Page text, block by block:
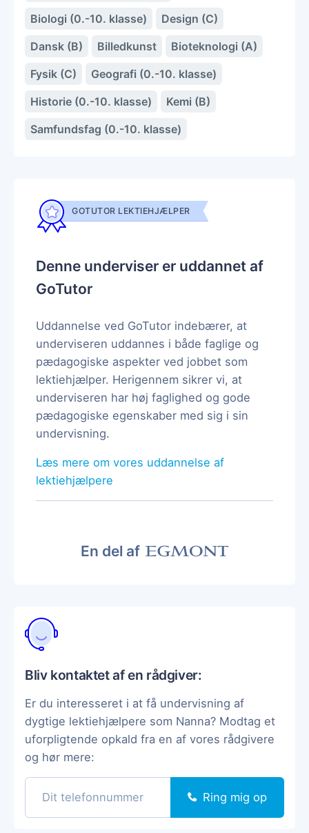
Biologi (0.-10. klasse)
Design (C)
Dansk (B)
Billedkunst
Bioteknologi (A)
Fysik (C)
Geografi (0.-10. klasse)
Historie (0.-10. klasse)
Kemi (B)
Samfundsfag (0.-10. klasse)
GOTUTOR LEKTIEHJÆLPER
Denne underviser er uddannet af
GoTutor
Uddannelse ved GoTutor indebærer, at
underviseren uddannes i både faglige og
pædagogiske aspekter ved jobbet som
lektiehjælper. Herigennem sikrer vi, at
underviseren har høj faglighed og gode
pædagogiske egenskaber med sig i sin
undervisning.
Læs mere om vores uddannelse af
lektiehjælpere
En del af
Bliv kontaktet af en rådgiver:
Er du interesseret i at få undervisning af
dygtige lektiehjælpere som Nanna? Modtag et
uforpligtende opkald fra en af vores rådgivere
og hør mere:
Ring mig op